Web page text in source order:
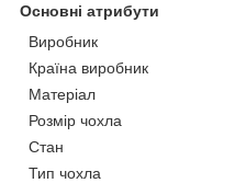
Основні атрибути
Виробник
Країна виробник
Матеріал
Розмір чохла
Стан
Тип чохла